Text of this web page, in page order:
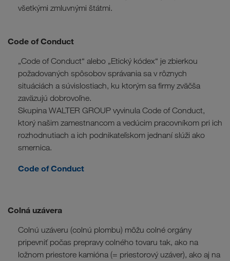
všetkými zmluvnými štátmi.
Code of Conduct
„Code of Conduct“ alebo „Etický kódex“ je zbierkou
požadovaných spôsobov správania sa v rôznych
situáciách a súvislostiach, ku ktorým sa firmy zväčša
zaväzujú dobrovoľne.
Skupina WALTER GROUP vyvinula Code of Conduct,
ktorý našim zamestnancom a vedúcim pracovníkom pri ich
rozhodnutiach a ich podnikateľskom jednaní slúži ako
smernica.
Code of Conduct
Colná uzávera
Colnú uzáveru (colnú plombu) môžu colné orgány
pripevniť počas prepravy colného tovaru tak, ako na
ložnom priestore kamióna (= priestorový uzáver), ako aj na